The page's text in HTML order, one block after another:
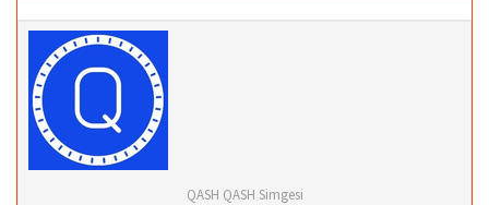
QASH QASH Simgesi